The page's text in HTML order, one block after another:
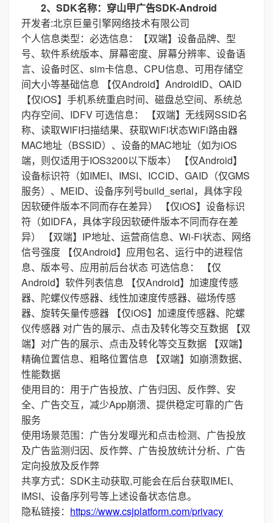
2、SDK名称：穿山甲广告SDK-Android
开发者:北京巨量引擎网络技术有限公司
个人信息类型：必选信息：【双端】设备品牌、型
号、软件系统版本、屏幕密度、屏幕分辨率、设备语
言、设备时区、sim卡信息、CPU信息、可用存储空
间大小等基础信息 【仅Android】AndroidID、OAID
【仅iOS】手机系统重启时间、磁盘总空间、系统总
内存空间、IDFV 可选信息： 【双端】无线网SSID名
称、读取WIFI扫描结果、获取WiFi状态WiFi路由器
MAC地址（BSSID）、设备的MAC地址（如为iOS
端，则仅适用于IOS3200以下版本） 【仅Android】
设备标识符（如IMEI、IMSI、ICCID、GAID（仅GMS
服务）、MEID、设备序列号build_serial，具体字段
因软硬件版本不同而存在差异） 【仅iOS】设备标识
符（如IDFA，具体字段因软硬件版本不同而存在差
异） 【双端】IP地址、运营商信息、Wi-Fi状态、网络
信号强度 【仅Android】应用包名、运行中的进程信
息、版本号、应用前后台状态 可选信息： 【仅
Android】软件列表信息 【仅Android】加速度传感
器、陀螺仪传感器、线性加速度传感器、磁场传感
器、旋转矢量传感器 【仅iOS】加速度传感器、陀螺
仪传感器 对广告的展示、点击及转化等交互数据 【双
端】对广告的展示、点击及转化等交互数据 【双端】
精确位置信息、粗略位置信息 【双端】如崩溃数据、
性能数据
使用目的：用于广告投放、广告归因、反作弊、安
全、广告交互，减少App崩溃、提供稳定可靠的广告
服务
使用场景范围：广告分发曝光和点击检测、广告投放
及广告监测归因、反作弊、广告投放统计分析、广告
定向投放及反作弊
共享方式：SDK主动获取,可能会在后台获取IMEI、
IMSI、设备序列号等上述设备状态信息。
隐私链接： https://www.csjplatform.com/privacy